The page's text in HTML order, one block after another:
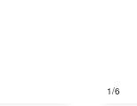
1/6